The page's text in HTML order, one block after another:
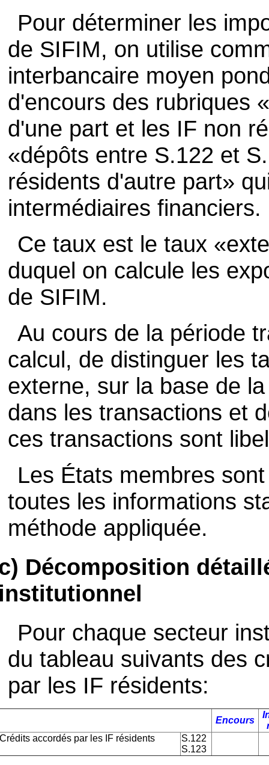
Pour déterminer les
de SIFIM, on utilise
interbancaire moyen
d'encours des rubriques
d'une part et les IF non
«dépôts entre S.122 et
résidents d'autre part»
intermédiaires financiers.
Ce taux est le taux
duquel on calcule les
de SIFIM.
Au cours de la période
calcul, de distinguer les
externe, sur la base de
dans les transactions et
ces transactions sont
Les États membres
toutes les informations
méthode appliquée.
Décomposition
Pour chaque secteur
du tableau suivants des
par les IF résidents:
Encours
Crédits accordés par les IF résidents
S.122
S.123